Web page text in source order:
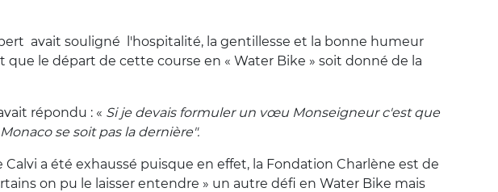
avait souligné l'hospitalité, la gentillesse et la bonne humeur
que le départ de cette course en « Water Bike » soit donné de la
répondu : « Si je devais formuler un vœu Monseigneur c'est que
se soit pas la dernière".
a été exhaussé puisque en effet, la Fondation Charlène est de
on pu le laisser entendre » un autre défi en Water Bike mais